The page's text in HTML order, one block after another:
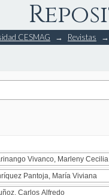
CESMAG → Revistas →